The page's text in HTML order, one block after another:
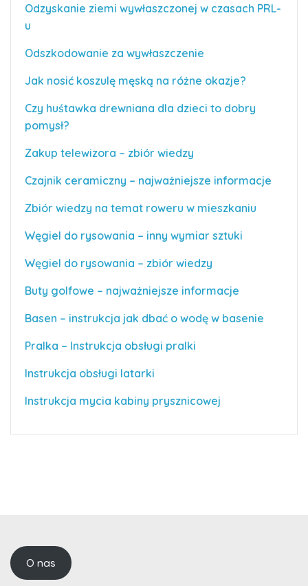
Odzyskanie ziemi wywłaszczonej w czasach PRL-
u
Odszkodowanie za wywłaszczenie
Jak nosić koszulę męską na różne okazje?
Czy huśtawka drewniana dla dzieci to dobry
pomysł?
Zakup telewizora – zbiór wiedzy
Czajnik ceramiczny – najważniejsze informacje
Zbiór wiedzy na temat roweru w mieszkaniu
Węgiel do rysowania – inny wymiar sztuki
Węgiel do rysowania – zbiór wiedzy
Buty golfowe – najważniejsze informacje
Basen – instrukcja jak dbać o wodę w basenie
Pralka – Instrukcja obsługi pralki
Instrukcja obsługi latarki
Instrukcja mycia kabiny prysznicowej
O nas